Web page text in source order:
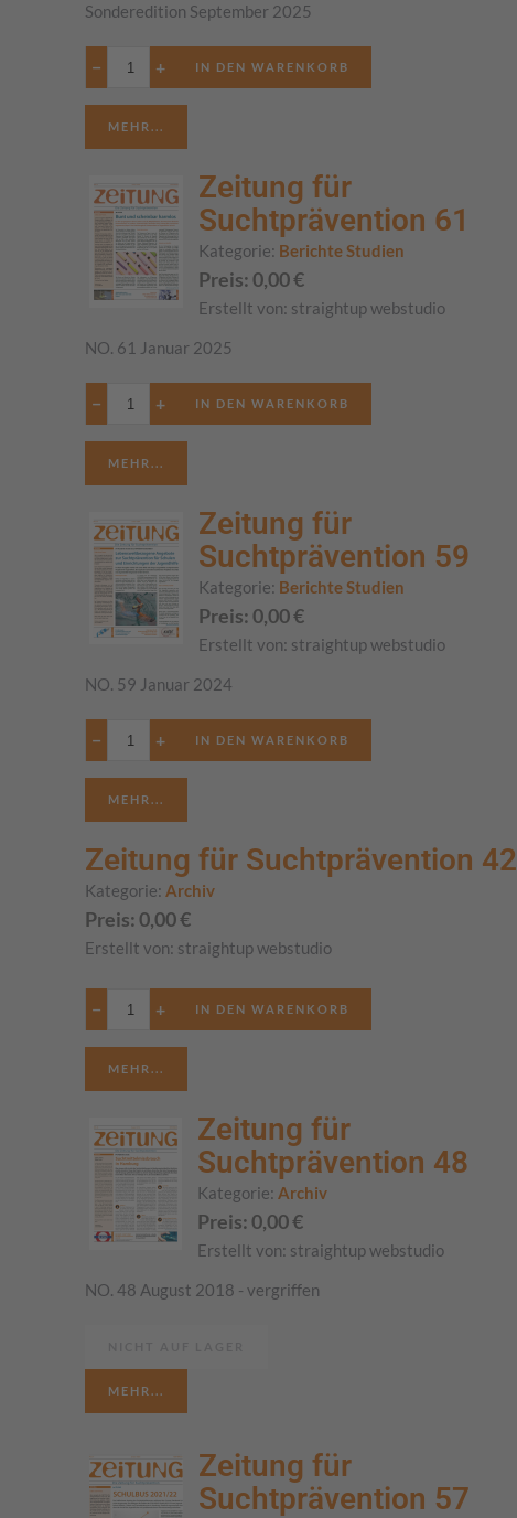
Sonderedition September 2025
− +
MEHR...
Zeitung für
Suchtprävention 61
Kategorie: Berichte Studien
Preis: 0,00€
Erstellt von: straightup webstudio
NO. 61 Januar 2025
− +
MEHR...
Zeitung für
Suchtprävention 59
Kategorie: Berichte Studien
Preis: 0,00€
Erstellt von: straightup webstudio
NO. 59 Januar 2024
− +
MEHR...
Zeitung für Suchtprävention 42
Kategorie: Archiv
Preis: 0,00€
Erstellt von: straightup webstudio
− +
MEHR...
Zeitung für
Suchtprävention 48
Kategorie: Archiv
Preis: 0,00€
Erstellt von: straightup webstudio
NO. 48 August 2018 - vergriffen
MEHR...
Zeitung für
Suchtprävention 57